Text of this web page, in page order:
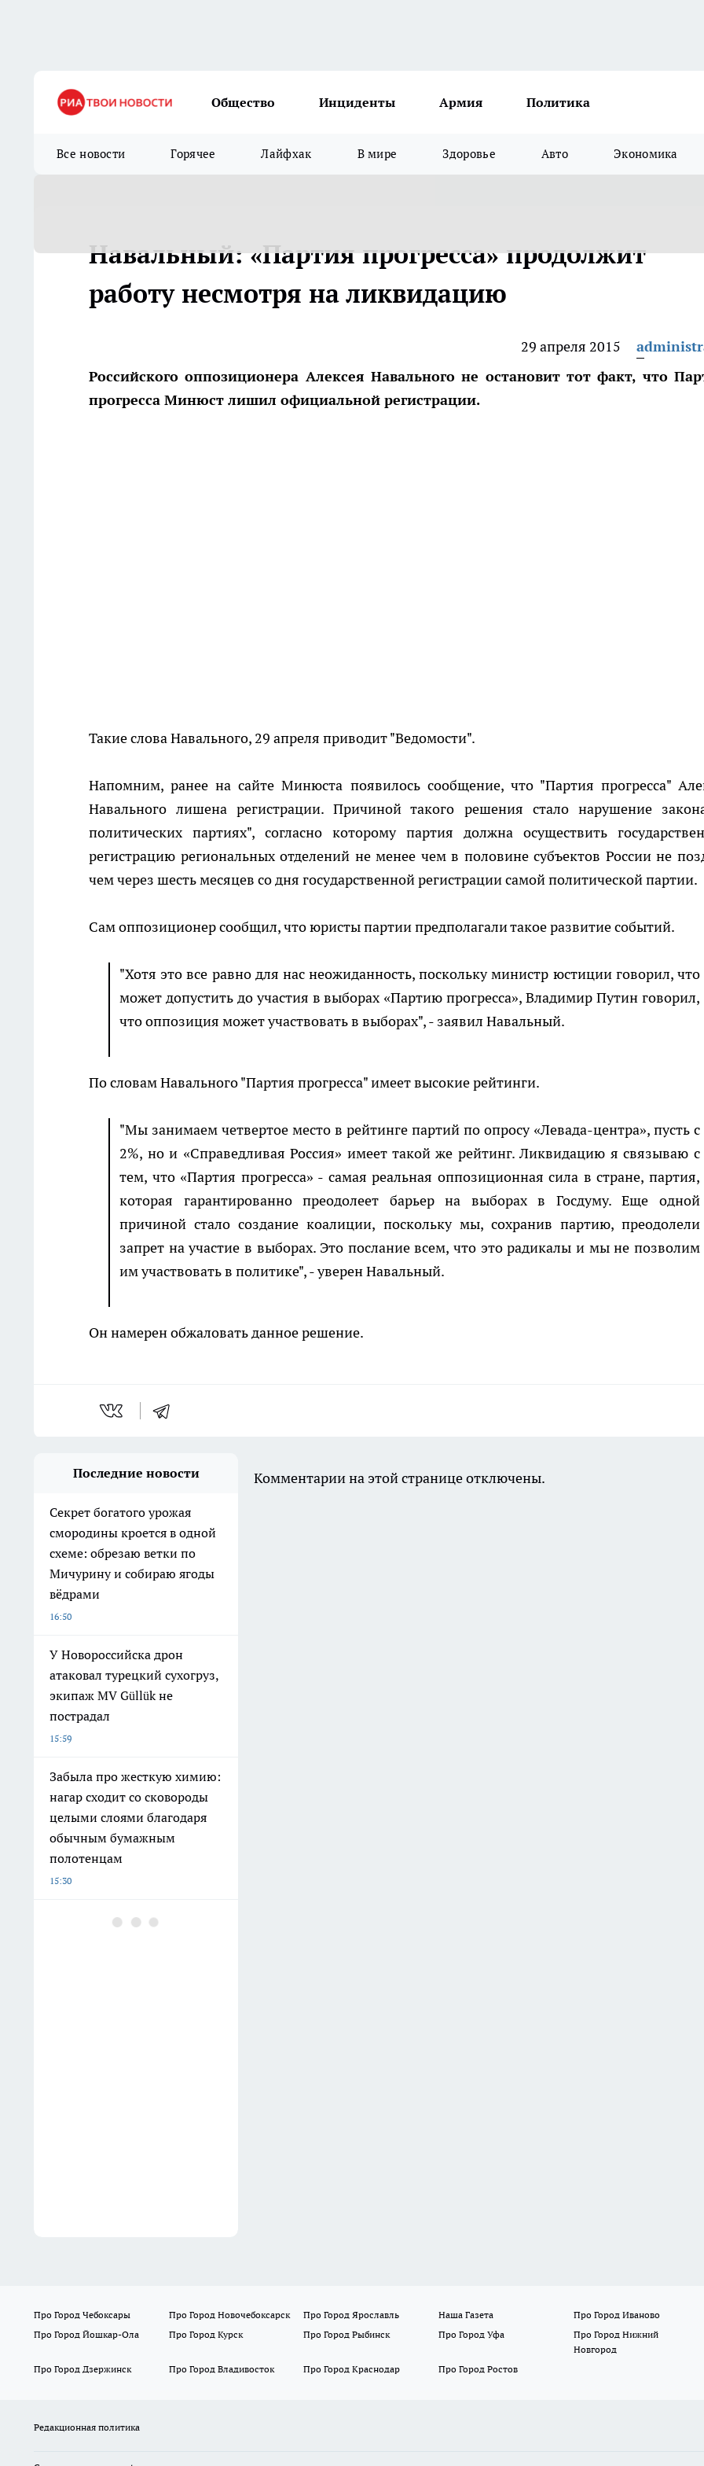
Общество Инциденты Армия Политика
Все новости Горячее Лайфхак В мире Здоровье Авто Экономика
Навальный: «Партия прогресса» продолжит
работу несмотря на ликвидацию
29 апреля 2015
Российского оппозиционера Алексея Навального не остановит тот факт, что
прогресса Минюст лишил официальной регистрации.
Такие слова Навального, 29 апреля приводит "Ведомости".
Напомним, ранее на сайте Минюста появилось сообщение, что "Партия прогресса"
Навального лишена регистрации. Причиной такого решения стало нарушение
политических партиях", согласно которому партия должна осуществить
регистрацию региональных отделений не менее чем в половине субъектов России не
чем через шесть месяцев со дня государственной регистрации самой политической партии.
Сам оппозиционер сообщил, что юристы партии предполагали такое развитие событий.
"Хотя это все равно для нас неожиданность, поскольку министр юстиции говорил, что
может допустить до участия в выборах «Партию прогресса», Владимир Путин говорил,
что оппозиция может участвовать в выборах", - заявил Навальный.
По словам Навального "Партия прогресса" имеет высокие рейтинги.
"Мы занимаем четвертое место в рейтинге партий по опросу «Левада-центра», пусть с
2%, но и «Справедливая Россия» имеет такой же рейтинг. Ликвидацию я связываю с
тем, что «Партия прогресса» - самая реальная оппозиционная сила в стране, партия,
которая гарантированно преодолеет барьер на выборах в Госдуму. Еще одной
причиной стало создание коалиции, поскольку мы, сохранив партию, преодолели
запрет на участие в выборах. Это послание всем, что это радикалы и мы не позволим
им участвовать в политике", - уверен Навальный.
Он намерен обжаловать данное решение.
Последние новости
Секрет богатого урожая
смородины кроется в одной
схеме: обрезаю ветки по
Мичурину и собираю ягоды
вёдрами
16:50
У Новороссийска дрон
атаковал турецкий сухогруз,
экипаж MV Güllük не
пострадал
15:59
Забыла про жесткую химию:
нагар сходит со сковороды
целыми слоями благодаря
обычным бумажным
полотенцам
15:30
Единая Россия предложила
Комментарии на этой странице отключены.
Про Город Чебоксары Про Город Новочебоксарск Про Город Ярославль Наша Газета
Про Город Иваново
Про Город Йошкар-Ола
Про Город Курск Про Город Рыбинск Про Город Уфа
Про Город Нижний
Новгород
Про Город Дзержинск
Про Город Владивосток Про Город Краснодар Про Город Ростов
Редакционная политика